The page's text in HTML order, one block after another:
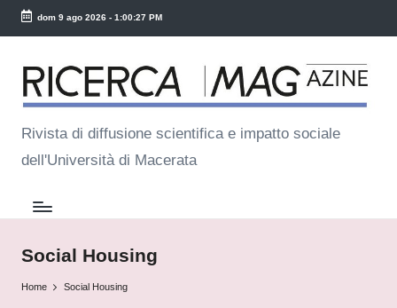
Skip
content
dom 9 ago 2026- 1:00:28 PM
R
ic
e
r
c
a
M
a
Rivista di diffusione scientifica e impatto sociale
dell'Università di Macerata
Social Housing
Home Social Housing